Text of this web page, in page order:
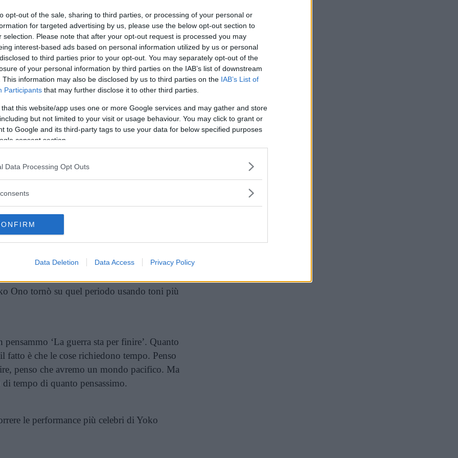
opt-out of the sale, sharing to third parties, or processing of your personal or
for targeted advertising by us, please use the below opt-out section to
selection. Please note that after your opt-out request is processed you may
interest-based ads based on personal information utilized by us or personal
to third parties prior to your opt-out. You may separately opt-out of the
of your personal information by third parties on the IAB’s list of downstream
This information may also be disclosed by us to third parties on the IAB’s List of
Participants that may further disclose it to other third parties.
that this website/app uses one or more Google services and may gather and store
but not limited to your visit or usage behaviour. You may click to grant or
to Google and its third-party tags to use your data for below specified purposes
consent section.
Data Processing Opt Outs
Data Deletion Data Access Privacy Policy
a leggere dopo la pubblicità
successivo in un hotel a Montréal, in tutto
iconiche. Entrambi in pigiama bianco,
bambini, cantarono conrabbinie Hare
alla causa pacifista e far crescere i
Artsy, Lennon raccontò ai cronisti che
quotidiani e dalle relazioni personali,
“Già fare colazione e lavarsi i denti è un
contro il mostro, combatti te stesso e
fece eco Yoko Ono.
anche il poeta beat
Leary, che contribuirono alla canzone
Ono tornò su quel periodo usando toni più
‘La guerra sta per finire’. Quanto
è che le cose richiedono tempo. Penso
penso che avremo un mondo pacifico. Ma
tempo di quanto pensassimo.
le performance più celebri di Yoko